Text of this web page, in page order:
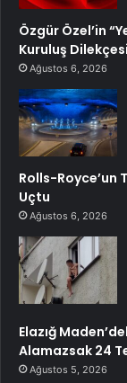
Özgür Özel’in
Kuruluş
Ağustos 6, 2026
Rolls-
Uçtu
Ağustos 6, 2026
Elazığ
Alamazsak 24
Ağustos 5, 2026